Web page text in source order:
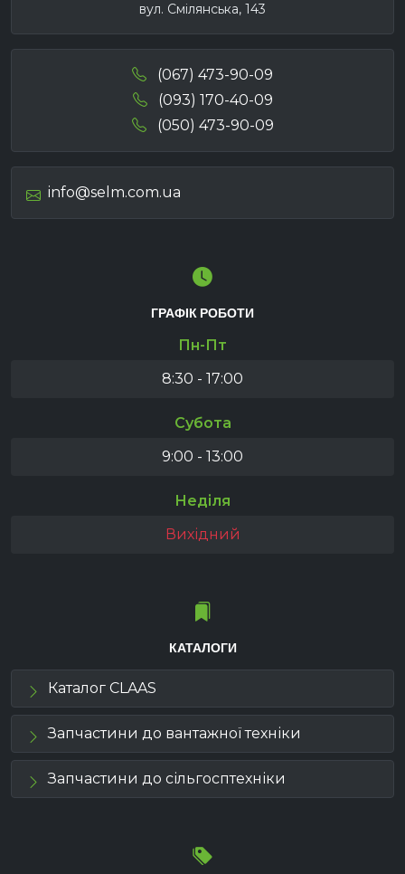
вул. Смілянська, 143
(067) 473-90-09
(093) 170-40-09
(050) 473-90-09
info@selm.com.ua
ГРАФІК РОБОТИ
Пн-Пт
8:30 - 17:00
Субота
9:00 - 13:00
Неділя
Вихідний
КАТАЛОГИ
Каталог CLAAS
Запчастини до вантажної техніки
Запчастини до сільгосптехніки